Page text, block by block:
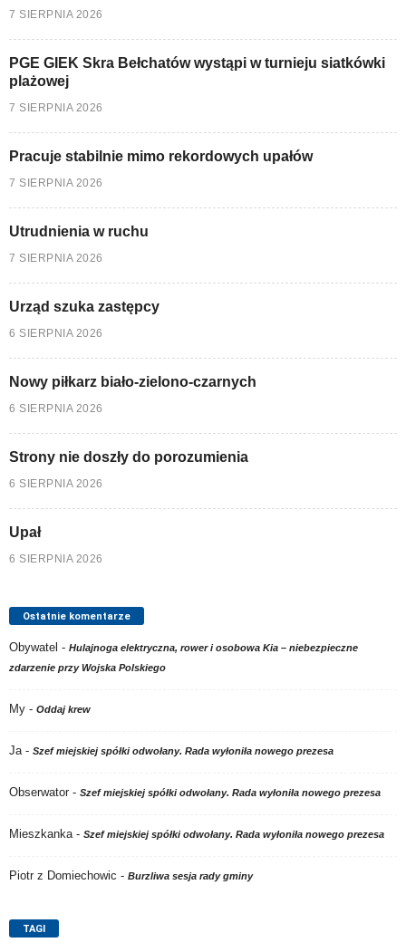
7 SIERPNIA 2026
PGE GIEK Skra Bełchatów wystąpi w turnieju siatkówki
plażowej
7 SIERPNIA 2026
Pracuje stabilnie mimo rekordowych upałów
7 SIERPNIA 2026
Utrudnienia w ruchu
7 SIERPNIA 2026
Urząd szuka zastępcy
6 SIERPNIA 2026
Nowy piłkarz biało-zielono-czarnych
6 SIERPNIA 2026
Strony nie doszły do porozumienia
6 SIERPNIA 2026
Upał
6 SIERPNIA 2026
Ostatnie komentarze
Obywatel - Hulajnoga elektryczna, rower i osobowa Kia – niebezpieczne
zdarzenie przy Wojska Polskiego
My - Oddaj krew
Ja- Szef miejskiej spółki odwołany. Rada wyłoniła nowego prezesa
Obserwator - Szef miejskiej spółki odwołany. Rada wyłoniła nowego prezesa
Mieszkanka- Szef miejskiej spółki odwołany. Rada wyłoniła nowego prezesa
Piotr z Domiechowic - Burzliwa sesja rady gminy
TAGI